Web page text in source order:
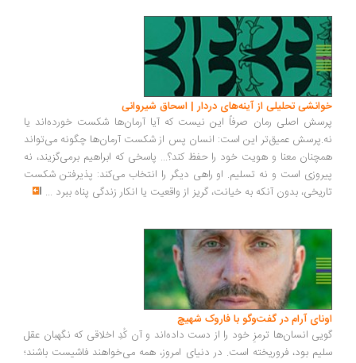
تحلیلی از آینه‌های دردار | اسحاق شیروانی
اصلی رمان صرفاً این نیست که آیا آرمان‌ها شکست خورده‌اند یا
عمیق‌تر این است: انسان پس از شکست آرمان‌ها چگونه می‌تواند
معنا و هویت خود را حفظ کند؟... پاسخی که ابراهیم برمی‌گزیند، نه
است و نه تسلیم. او راهی دیگر را انتخاب می‌کند: پذیرفتن شکست
بدون آنکه به خیانت، گریز از واقعیت یا انکار زندگی پناه ببرد...
آرام در گفت‌وگو با فاروک شهیچ‭
انسان‌ها ترمزِ خود را از دست داده‌اند و آن کُدِ اخلاقی که نگهبان عقل
بود، فروریخته است. در دنیای امروز، همه می‌خواهند فاشیست باشند؛